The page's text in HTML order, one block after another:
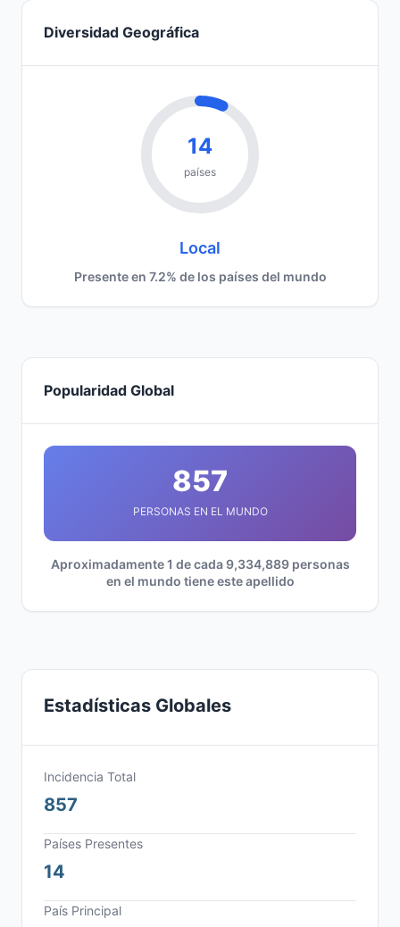
Diversidad Geográfica
14
países
Local
Presente en 7.2% de los países del mundo
Popularidad Global
857
PERSONAS EN EL MUNDO
Aproximadamente 1 de cada 9,334,889 personas
en el mundo tiene este apellido
Estadísticas Globales
Incidencia Total
857
Países Presentes
14
País Principal